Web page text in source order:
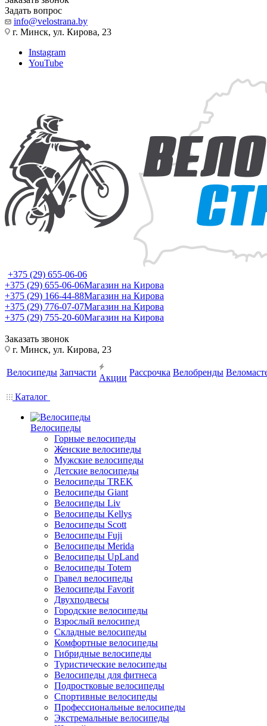
Задать вопрос
info@velostrana.by
г. Минск, ул. Кирова, 23
Instagram
YouTube
+375 (29) 655-06-06
+375 (29) 655-06-06Магазин на Кирова
+375 (29) 166-44-88Магазин на Кирова
+375 (29) 776-07-07Магазин на Кирова
+375 (29) 755-20-60Магазин на Кирова
Заказать звонок
г. Минск, ул. Кирова, 23
Велосипеды Запчасти
Акции
Рассрочка Велобренды
Каталог
Велосипеды
Горные велосипеды
Женские велосипеды
Мужские велосипеды
Детские велосипеды
Велосипеды TREK
Велосипеды Giant
Велосипеды Liv
Велосипеды Kellys
Велосипеды Scott
Велосипеды Fuji
Велосипеды Merida
Велосипеды UpLand
Велосипеды Totem
Гравел велосипеды
Велосипеды Favorit
Двухподвесы
Городские велосипеды
Взрослый велосипед
Складные велосипеды
Комфортные велосипеды
Гибридные велосипеды
Туристические велосипеды
Велосипеды для фитнеса
Подростковые велосипеды
Спортивные велосипеды
Профессиональные велосипеды
Экстремальные велосипеды